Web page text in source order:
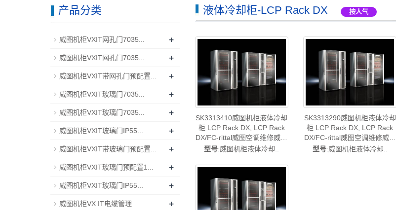
液体冷却柜-LCP Rack DX 按人气
SK3313410威图机柜液体冷却
柜 LCP Rack DX, LCP Rack
DX/FC-rittal威图空调维修威图
电柜威图母线威图风扇威图
型号:威图机柜液体冷却..
SK3313290威图机柜液体冷却
柜 LCP Rack DX, LCP Rack
DX/FC-rittal威图空调维修威图
电柜威图母线威图风扇威图
型号:威图机柜液体冷却..
产品分类
威图机柜VXIT网孔门7035... +
威图机柜VXIT网孔门7035... +
威图机柜VXIT带网孔门预配置... +
威图机柜VXIT玻璃门7035... +
威图机柜VXIT玻璃门7035... +
威图机柜VXIT玻璃门IP55... +
威图机柜VXIT带玻璃门预配置... +
威图机柜VXIT玻璃门预配置1... +
威图机柜VXIT玻璃门IP55... +
威图机柜VX IT电缆管理 +